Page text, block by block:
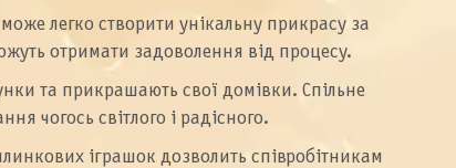
легко створити унікальну прикрасу за
отримати задоволення від процесу.
та прикрашають свої домівки. Спільне
чогось світлого і радісного.
іграшок дозволить співробітникам